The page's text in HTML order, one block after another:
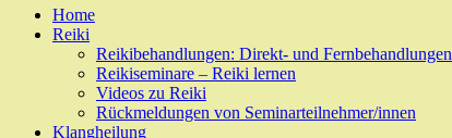
Skip
Home
Reiki
Reikibehandlungen: Direkt- und Fernbehandlungen
Reikiseminare – Reiki lernen
Videos zu Reiki
Rückmeldungen von Seminarteilnehmer/innen
Klangheilung